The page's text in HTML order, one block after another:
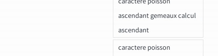
ascendant gemeaux calcul
ascendant
caractere poisson